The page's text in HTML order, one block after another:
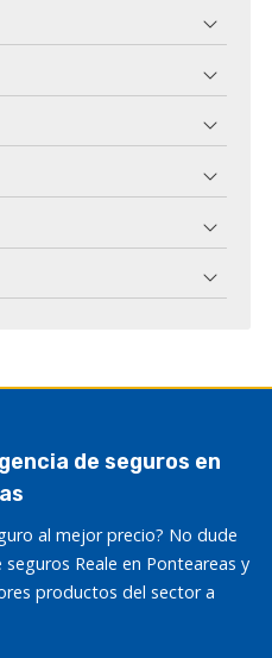
de seguros en
al mejor precio? No dude
Reale en Ponteareas y
productos del sector a